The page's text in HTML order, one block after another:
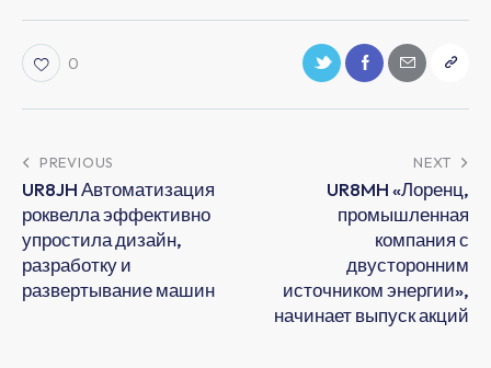
0
PREVIOUS
UR8JH Автоматизация
роквелла эффективно
упростила дизайн,
разработку и
развертывание машин
NEXT
UR8MH «Лоренц,
промышленная
компания с
двусторонним
источником энергии»,
начинает выпуск акций